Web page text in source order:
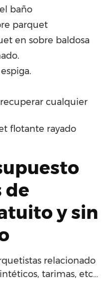
baño
parquet
en sobre baldosa
cualquier
flotante rayado
de
y sin
relacionado
tarimas, etc…